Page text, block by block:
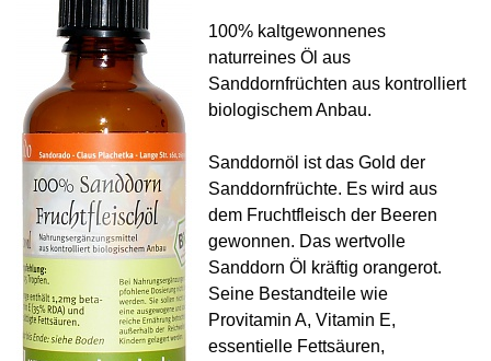
100% kaltgewonnenes
naturreines Öl aus
Sanddornfrüchten aus kontrolliert
biologischem Anbau.
Sanddornöl ist das Gold der
Sanddornfrüchte. Es wird aus
dem Fruchtfleisch der Beeren
gewonnen. Das wertvolle
Sanddorn Öl kräftig orangerot.
Seine Bestandteile wie
Provitamin A, Vitamin E,
essentielle Fettsäuren,